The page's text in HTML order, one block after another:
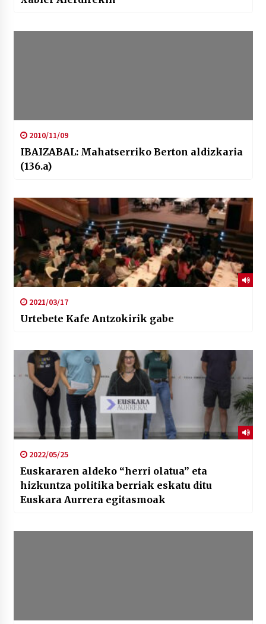
2010/11/09
IBAIZABAL: Mahatserriko Berton aldizkaria
(136.a)
2021/03/17
Urtebete Kafe Antzokirik gabe
2022/05/25
Euskararen aldeko “herri olatua” eta
hizkuntza politika berriak eskatu ditu
Euskara Aurrera egitasmoak